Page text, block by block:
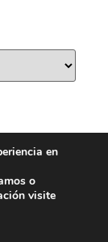
COOKIES
en
o
visite